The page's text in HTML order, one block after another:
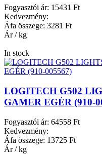
Fogyasztói ár: 15431 Ft
Kedvezmény:
Áfa összege: 3281 Ft
Ár / kg
In stock
LOGITECH G502
GAMER EGÉR (910-
Fogyasztói ár: 64558 Ft
Kedvezmény:
Áfa összege: 13725 Ft
Ár / kg